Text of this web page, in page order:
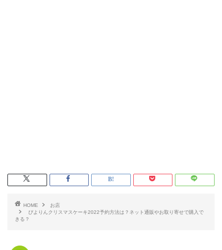
HOME
お店
ぴよりんクリスマスケーキ2022予約方法は？ネット通販やお取り寄せで購入で
きる？